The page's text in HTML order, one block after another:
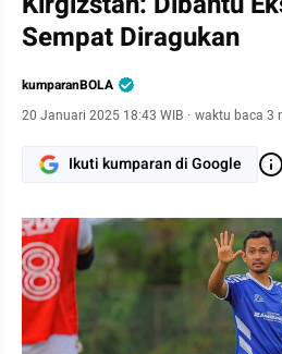
Sempat Diragukan
kumparanBOLA
20 Januari 2025 18:43 WIB · waktu baca 3
Ikuti kumparan di Google